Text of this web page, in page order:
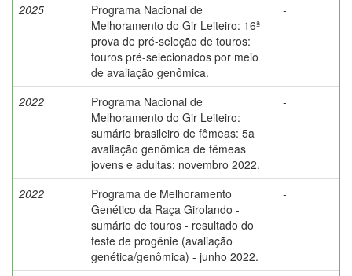
2025
Programa Nacional de
Melhoramento do Gir Leiteiro: 16ª
prova de pré-seleção de touros:
touros pré-selecionados por meio
de avaliação genômica.
-
2022
Programa Nacional de
Melhoramento do Gir Leiteiro:
sumário brasileiro de fêmeas: 5a
avaliação genômica de fêmeas
jovens e adultas: novembro 2022.
-
2022
Programa de Melhoramento
Genético da Raça Girolando -
sumário de touros - resultado do
teste de progênie (avaliação
genética/genômica) - junho 2022.
-